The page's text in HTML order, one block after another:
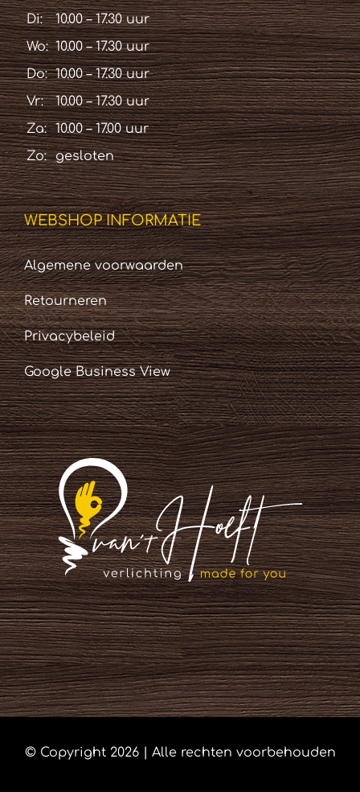
Di:
10.00 – 17.30 uur
Wo: 10.00 – 17.30 uur
Do: 10.00 – 17.30 uur
Vr:
10.00 – 17.30 uur
Za:
10.00 – 17.00 uur
Zo:
gesloten
WEBSHOP INFORMATIE
Algemene voorwaarden
Retourneren
Privacybeleid
Google Business View
© Copyright 2026 | Alle rechten voorbehouden